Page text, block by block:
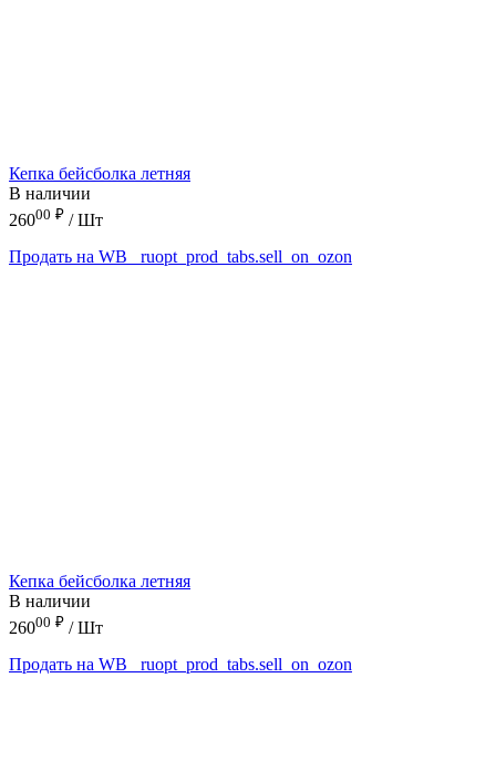
Кепка бейсболка летняя
В наличии
26000 ₽ / Шт
Продать на WB
_ruopt_prod_tabs.sell_on_ozon
Кепка бейсболка летняя
В наличии
26000 ₽ / Шт
Продать на WB
_ruopt_prod_tabs.sell_on_ozon